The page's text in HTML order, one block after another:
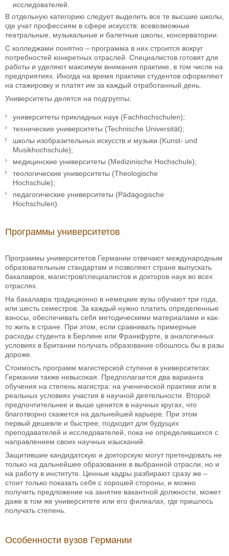
исследователей.
В отдельную категорию следует выделить все те высшие школы,
где учат профессиям в сфере искусств: всевозможные
театральные, музыкальные и балетные школы, консерватории.
С колледжами понятно – программа в них строится вокруг
потребностей конкретных отраслей. Специалистов готовят для
работы и уделяют максимум внимания практике, в том числе на
предприятиях. Иногда на время практики студентов оформляют
на стажировку и платят им за каждый отработанный день.
Университеты делятся на подгруппы:
университеты прикладных наук (Fachhochschulen);
технические университеты (Technische Universität);
школы изобразительных искусств и музыки (Kunst- und
Musikhochschule);
медицинские университеты (Medizinische Hochschule);
теологические университеты (Theologische
Hochschule);
педагогические университеты (Pädagogische
Hochschulen).
Программы университетов
Программы университетов Германии отвечают международным
образовательным стандартам и позволяют стране выпускать
бакалавров, магистров/специалистов и докторов наук во всех
отраслях.
На бакалавра традиционно в немецкие вузы обучают три года,
или шесть семестров. За каждый нужно платить определенные
взносы, обеспечивать себя методическими материалами и как-
то жить в стране. При этом, если сравнивать примерные
расходы студента в Берлине или Франкфурте, в аналогичных
условиях в Британии получать образование обошлось бы в разы
дороже.
Стоимость программ магистерской ступени в университетах
Германии также невысокая. Предполагается два варианта
обучения на степень магистра: на ученической практике или в
реальных условиях участия в научной деятельности. Второй
предпочтительнее и выше ценится в научных кругах, что
благотворно скажется на дальнейшей карьере. При этом
первый дешевле и быстрее, подходит для будущих
преподавателей и исследователей, пока не определившихся с
направлением своих научных изысканий.
Защитившие кандидатскую и докторскую могут претендовать не
только на дальнейшее образование в выбранной отрасли, но и
на работу в институте. Ценные кадры разбирают сразу же –
стоит только показать себя с хорошей стороны, и можно
получить предложение на занятие вакантной должности, может
даже в том же университете или его филиалах, где пришлось
получать степень.
Особенности вузов Германии